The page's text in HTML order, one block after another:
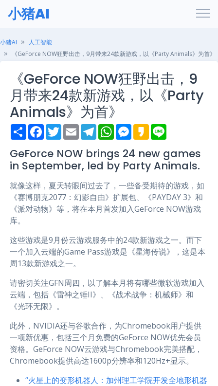
小猪AI
小猪AI
人工智能
《GeForce NOW狂野出击，9月带来24款新游戏，以《Party Animals》为首》
《GeForce NOW狂野出击，9
月带来24款新游戏，以《Party
Animals》为首》
S
h
r
e
F
a
e
b
o
T
w
t
t
e
E
m
i
l
T
e
e
g
r
m
W
h
t
s
A
p
M
e
s
e
n
e
r
K
a
a
o
e
GeForce NOW brings 24 new games
in September, led by Party Animals.
就像这样，夏天转眼间过去了，一些备受期待的游戏，如
《赛博朋克2077：幻影自由》扩展包、《PAYDAY 3》和
《派对动物》等，将在本月首发加入GeForce NOW游戏
库。
这些游戏是9月份云游戏服务中的24款新游戏之一。而下
一个加入云端的Game Pass游戏是《星海传说》，这是本
周13款新游戏之一。
请密切关注GFN周四，以了解本月将有哪些微软游戏加入
云端，包括《雷神之锤II》、《战术战争：机械师》和
《光环无限》。
此外，NVIDIA还与谷歌合作，为Chromebook用户提供
一项新优惠，包括三个月免费的GeForce NOW优先会员
资格。GeForce NOW云游戏与Chromebook完美搭配，
Chromebook提供高达1600p分辨率和120Hz+显示。
“火星上的变形机器人：加州理工学院开发全地形机器